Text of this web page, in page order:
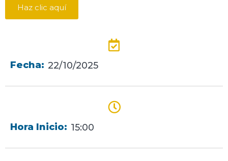
Haz clic aquí
Fecha: 22/10/2025
Hora Inicio: 15:00